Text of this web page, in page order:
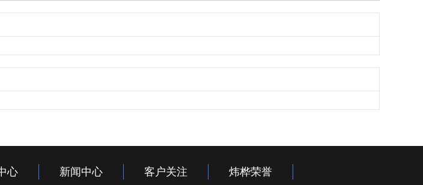
心 新闻中心 客户关注 炜桦荣誉